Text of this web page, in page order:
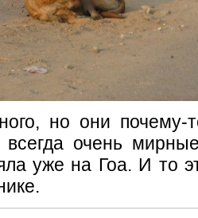
но они
всегда очень
уже на Гоа. И то